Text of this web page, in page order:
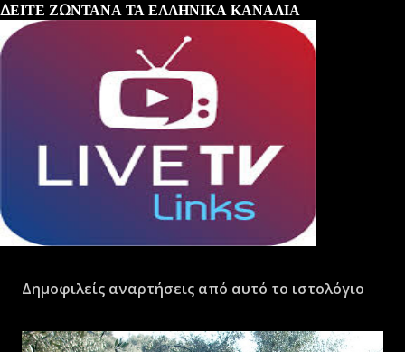
ΔΕΙΤΕ ΖΩΝΤΑΝΑ ΤΑ ΕΛΛΗΝΙΚΑ ΚΑΝΑΛΙΑ
Δημοφιλείς αναρτήσεις από αυτό το ιστολόγιο